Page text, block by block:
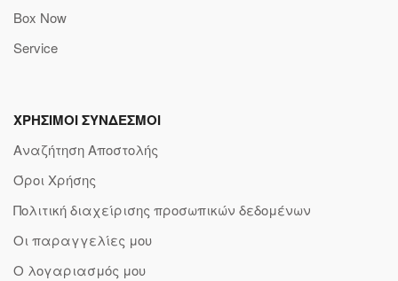
Box Now
Service
ΧΡΗΣΙΜΟΙ ΣΥΝΔΕΣΜΟΙ
Αναζήτηση Αποστολής
Όροι Χρήσης
Πολιτική διαχείρισης προσωπικών δεδομένων
Οι παραγγελίες μου
Ο λογαριασμός μου